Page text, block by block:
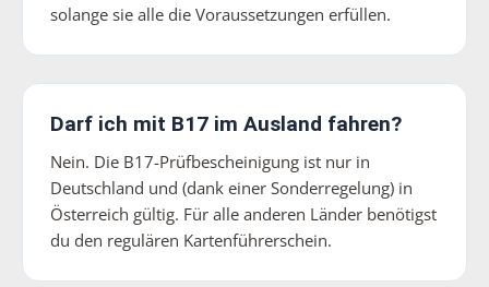
solange sie alle die Voraussetzungen erfüllen.
Darf ich mit B17 im Ausland fahren?
Nein. Die B17-Prüfbescheinigung ist nur in
Deutschland und (dank einer Sonderregelung) in
Österreich gültig. Für alle anderen Länder benötigst
du den regulären Kartenführerschein.